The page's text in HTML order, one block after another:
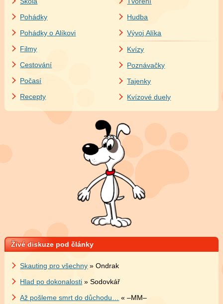
Pohádky
Pohádky o Alíkovi
Filmy
Cestování
Počasí
Recepty
Hudba
Vývoj Alíka
Kvízy
Poznávačky
Tajenky
Kvízové duely
Živé diskuze pod články
Skauting pro všechny » Ondrak
Hlad po dokonalosti » Sodovkář
Až pošleme smrt do důchodu… « –MM–